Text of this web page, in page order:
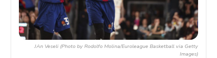
JAn Veseli (Photo by Rodolfo Molina/Euroleague Basketball via Getty
Images)